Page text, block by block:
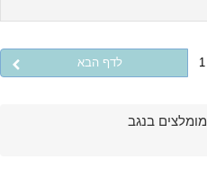
1 לדף הבא
מומלצים בנגב